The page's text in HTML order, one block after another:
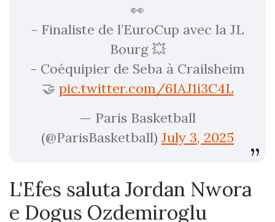
👀
- Finaliste de l’EuroCup avec la JL
Bourg 💥
- Coéquipier de Seba à Crailsheim
🤝 pic.twitter.com/6IAJ1i3C4L
— Paris Basketball
(@ParisBasketball) July 3, 2025
L'Efes saluta Jordan Nwora
e Dogus Ozdemiroglu